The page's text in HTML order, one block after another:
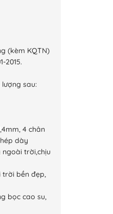
(kèm KQTN)
2015.
sau:
4 chân
dày
ngoài trời,chịu
trời bền đẹp,
bọc cao su,